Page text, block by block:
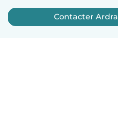
Contacter Ardra